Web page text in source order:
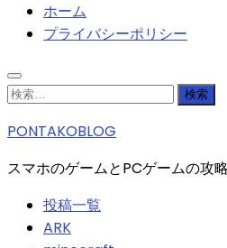
ホーム
プライバシーポリシー
検
PONTAKOBLOG
スマホのゲームとPCゲームの攻
投稿一覧
ARK